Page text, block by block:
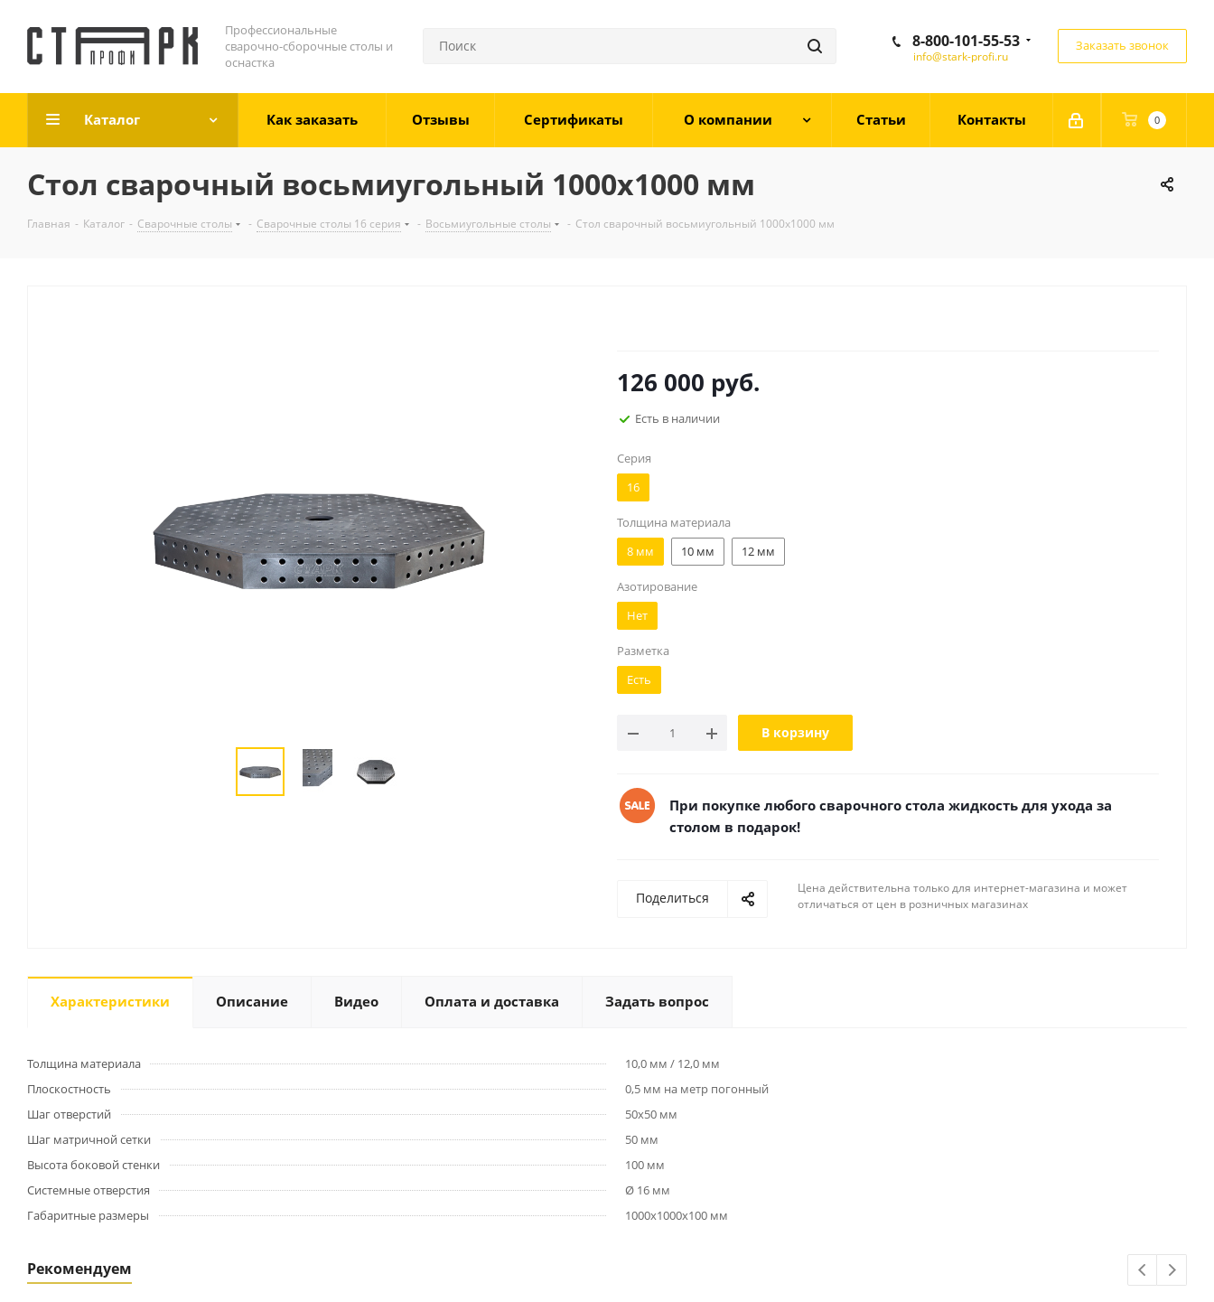
Профессиональные
сварочно-сборочные столы и
оснастка
8-800-101-55-53
info@stark-profi.ru
Заказать звонок
0
Каталог Как заказать Отзывы Сертификаты О компании Статьи Контакты
Стол сварочный восьмиугольный 1000х1000 мм
Главная - Каталог - Сварочные столы - Сварочные столы 16 серия - Восьмиугольные столы - Стол сварочный восьмиугольный 1000х1000 мм
126 000 руб.
Есть в наличии
Серия
16
Толщина материала
8 мм
10 мм 12 мм
Азотирование
Нет
Разметка
Есть
В корзину
При покупке любого сварочного стола жидкость для ухода за
столом в подарок!
Поделиться
Цена действительна только для интернет-магазина и может
отличаться от цен в розничных магазинах
Характеристики Описание Видео Оплата и доставка Задать вопрос
Толщина материала
10,0 мм / 12,0 мм
Плоскостность
0,5 мм на метр погонный
Шаг отверстий
50х50 мм
Шаг матричной сетки
50 мм
Высота боковой стенки
100 мм
Системные отверстия
Ø 16 мм
Габаритные размеры
1000х1000х100 мм
Рекомендуем